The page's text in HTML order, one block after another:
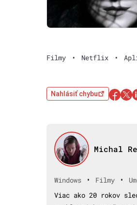
Filmy • Netflix •
Nahlásiť chybu
Michal
Windows • Filmy •
Viac ako 20 rokov